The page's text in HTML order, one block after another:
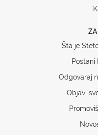
ZA
Šta je
Postani
Odgovaraj
Objavi